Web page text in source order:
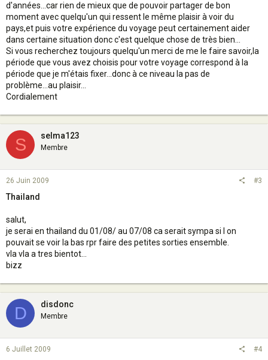
d'années...car rien de mieux que de pouvoir partager de bon
moment avec quelqu'un qui ressent le même plaisir à voir du
pays,et puis votre expérience du voyage peut certainement aider
dans certaine situation donc c'est quelque chose de très bien...
Si vous recherchez toujours quelqu'un merci de me le faire savoir,la
période que vous avez choisis pour votre voyage correspond à la
période que je m'étais fixer...donc à ce niveau la pas de
problème...au plaisir...
Cordialement
S selma123
Membre
26 Juin 2009 #3
Thailand
salut,
je serai en thailand du 01/08/ au 07/08 ca serait sympa si l on
pouvait se voir la bas rpr faire des petites sorties ensemble.
vla vla a tres bientot...
bizz
D disdonc
Membre
6 Juillet 2009 #4